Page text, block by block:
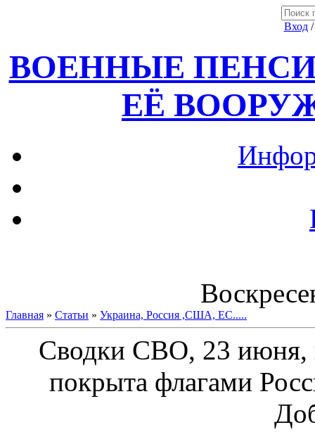
Вход
ВОЕННЫЕ
ЕЁ
Главная » Статьи » Украина, Россия ,США, ЕС.....
Сводки СВО, 23 июня,
покрыта флагами